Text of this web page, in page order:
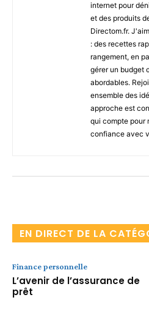
internet pour
et des produits
Directom.fr.
: des recettes
rangement, en
gérer un budget
abordables.
ensemble des
approche est
qui compte pour
confiance avec
EN DIRECT DE LA
Finance personnelle
L’avenir de l’assurance de
prêt